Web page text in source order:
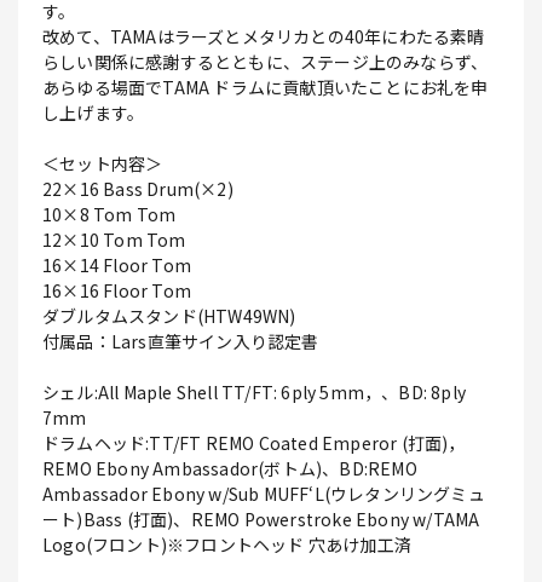
す。
改めて、TAMAはラーズとメタリカとの40年にわたる素晴
らしい関係に感謝するとともに、ステージ上のみならず、
あらゆる場面でTAMA ドラムに貢献頂いたことにお礼を申
し上げます。
＜セット内容＞
22×16 Bass Drum(×2)
10×8 Tom Tom
12×10 Tom Tom
16×14 Floor Tom
16×16 Floor Tom
ダブルタムスタンド(HTW49WN)
付属品：Lars直筆サイン入り認定書
シェル:All Maple Shell TT/FT: 6ply 5mm，、BD: 8ply
7mm
ドラムヘッド:TT/FT REMO Coated Emperor (打面)，
REMO Ebony Ambassador(ボトム)、BD:REMO
Ambassador Ebony w/Sub MUFF‘L(ウレタンリングミュ
ート)Bass (打面)、REMO Powerstroke Ebony w/TAMA
Logo(フロント)※フロントヘッド 穴あけ加工済